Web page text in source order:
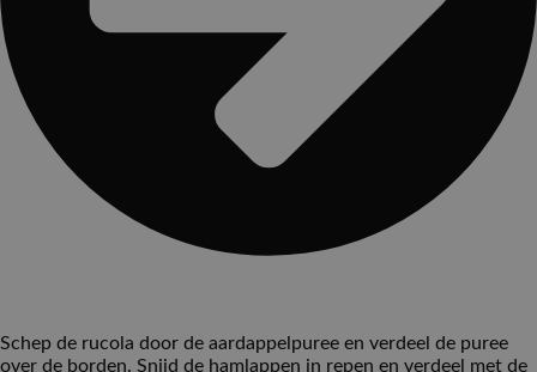
Schep de rucola door de aardappelpuree en verdeel de puree
over de borden. Snijd de hamlappen in repen en verdeel met de